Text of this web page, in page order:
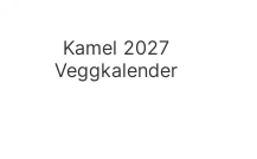
Kamel 2027
Veggkalender